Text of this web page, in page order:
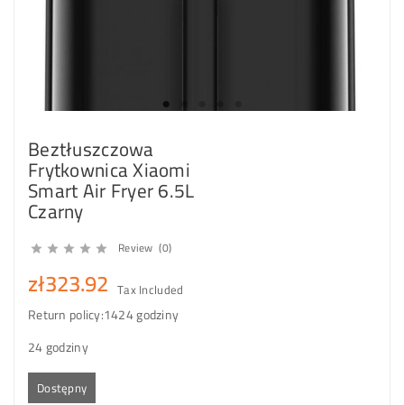
Beztłuszczowa
Frytkownica Xiaomi
Smart Air Fryer 6.5L
Czarny
     Review (0)
zł323.92 Tax Included
Return policy:1424 godziny
24 godziny
Dostępny